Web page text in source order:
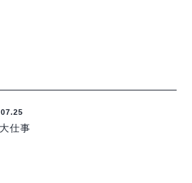
仕事